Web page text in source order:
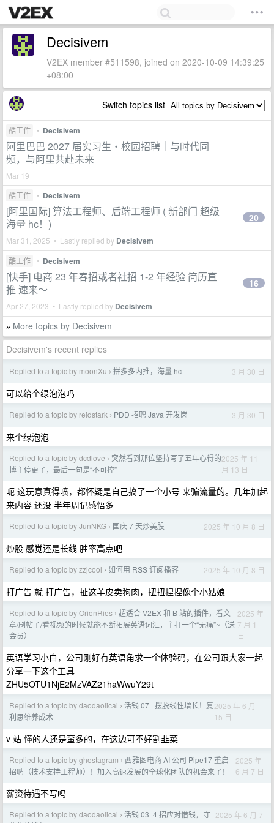
Decisivem
V2EX member #511598, joined on 2020-10-09 14:39:25
+08:00
Switch topics list
酷工作 • Decisivem
阿里巴巴 2027 届实习生・校园招聘｜与时代同
频，与阿里共赴未来
Mar 19
酷工作
• Decisivem
[阿里国际] 算法工程师、后端工程师 ( 新部门 超级
海量 hc！)
Mar 31, 2025 • Lastly replied by Decisivem
20
酷工作 • Decisivem
[快手] 电商 23 年春招或者社招 1-2 年经验 简历直
推 速来～
Apr 27, 2023 • Lastly replied by Decisivem
16
» More topics by Decisivem
Decisivem's recent replies
Replied to a topic by moonXu › 拼多多内推，海量 hc 3 月 30 日
可以给个绿泡泡吗
Replied to a topic by reidstark › PDD 招聘 Java 开发岗 3 月 30 日
来个绿泡泡
Replied to a topic by dcdlove › 突然看到那位坚持写了五年心得的
博主停更了，最后一句是“不可控”
2025 年 11
月 13 日
呃 这玩意真得喷，都怀疑是自己搞了一个小号 来骗流量的。几年加起
来内容 还没 半年周记感悟多
Replied to a topic by JunNKG › 国庆 7 天炒美股 2025 年 10 月 8 日
炒股 感觉还是长线 胜率高点吧
Replied to a topic by zzjcool › 如何用 RSS 订阅播客 2025 年 10 月 8 日
打广告 就 打广告，扯这羊皮卖狗肉，扭扭捏捏像个小姑娘
Replied to a topic by OrionRies › 超适合 V2EX 和 B 站的插件，看文
章/刷帖子/看视频的时候就能不断拓展英语词汇，主打一个“无痛”~（送
会员）
2025 年
7 月 1
日
英语学习小白，公司刚好有英语角求一个体验码，在公司跟大家一起
分享一下这个工具
ZHU5OTU1NjE2MzVAZ21haWwuY29t
Replied to a topic by daodaolicai › 活钱 07 | 摆脱线性增长！复
利思维养成术
2025 年 6 月
15 日
v 站 懂的人还是蛮多的，在这边可不好割韭菜
Replied to a topic by ghostagram › 西雅图电商 AI 公司 Pipe17 重启
招聘（技术支持工程师）！加入高速发展的全球化团队的机会来了！
2025 年
6 月 7 日
薪资待遇不写吗
Replied to a topic by daodaolicai › 活钱 03| 4 招应对借钱，守 2025 年 6 月 7